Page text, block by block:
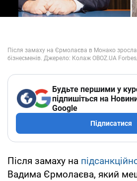
Будьте першими у
підпишіться на
Google
Підписатися
Після замаху на
Вадима Єрмолаєва, який